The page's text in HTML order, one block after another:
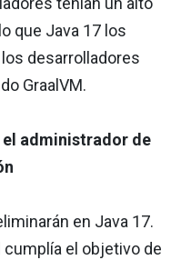
que Java 17 los
desarrolladores
GraalVM.
administrador de
en Java 17.
el objetivo de